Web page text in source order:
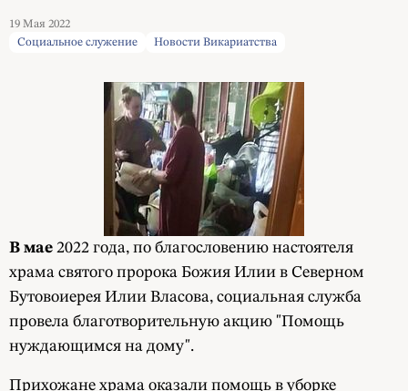
19 Мая 2022
Социальное служение
Новости Викариатства
В мае 2022 года, по благословению настоятеля
храма святого пророка Божия Илии в Северном
Бутовоиерея Илии Власова, социальная служба
провела благотворительную акцию "Помощь
нуждающимся на дому".
Прихожане храма оказали помощь в уборке